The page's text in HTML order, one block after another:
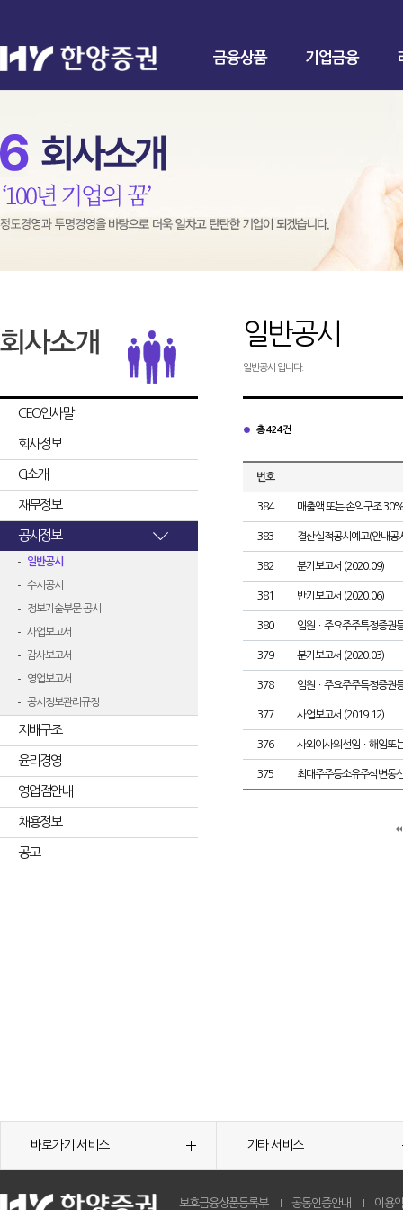
금융상품 기업금융
CEO인사말
회사정보
CI소개
재무정보
공시정보
일반공시
수시공시
정보기술부문 공시
사업보고서
감사보고서
영업보고서
공시정보관리규정
지배구조
윤리경영
영업점안내
채용정보
공고
일반공시
일반공시 입니다.
총 424건
번호
384 매출액 또는 손익구조
383 결산실적공시예고(안내공
382 분기보고서 (2020.09)
381 반기보고서 (2020.06)
380 임원ㆍ주요주주특정증권
379 분기보고서 (2020.03)
378 임원ㆍ주요주주특정증권
377 사업보고서 (2019.12)
376 사외이사의선임ㆍ해임또
375 최대주주등소유주식변동
바로가기 서비스 기타 서비스
보호금융상품등록부 공동인증안내 이용